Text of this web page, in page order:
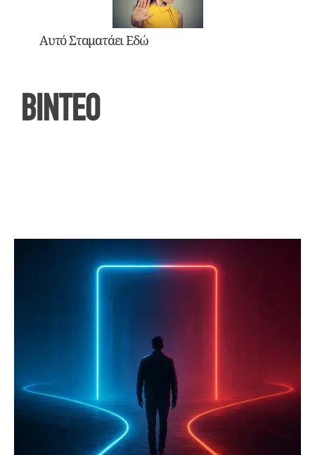
Αυτό Σταματάει Εδώ
ΒΙΝΤΕΟ